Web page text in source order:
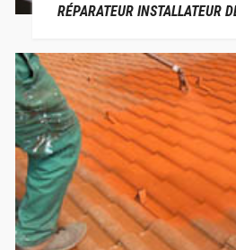
RÉPARATEUR INSTALLATEUR